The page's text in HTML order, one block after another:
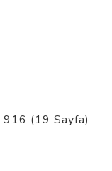
(19 Sayfa)